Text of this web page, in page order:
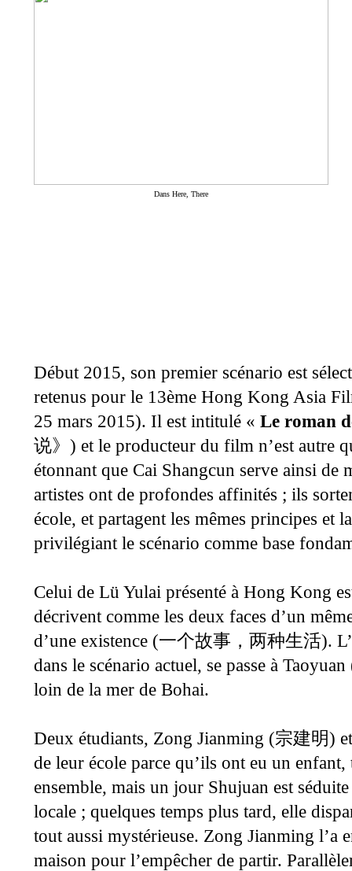
Dans Here, There
Début 2015, son premier scénario est
retenus pour le 13ème Hong Kong Asia
25 mars 2015). Il est intitulé « Le roman
说》 ) et le producteur du film n’est autre
étonnant que Cai Shangcun serve ainsi de
artistes ont de profondes affinités ; ils
école, et partagent les mêmes principes et
privilégiant le scénario comme base
Celui de Lü Yulai présenté à Hong Kong
décrivent comme les deux faces d’un
d’une existence (一个故事，两种生活).
dans le scénario actuel, se passe à Taoyuan
loin de la mer de Bohai.
Deux étudiants, Zong Jianming (宗建明)
de leur école parce qu’ils ont eu un
ensemble, mais un jour Shujuan est
locale ; quelques temps plus tard, elle
tout aussi mystérieuse. Zong Jianming l’a
maison pour l’empêcher de partir.